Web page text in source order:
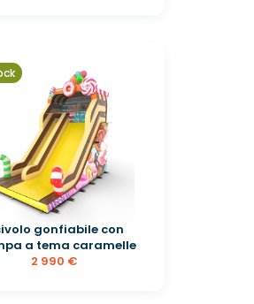
gonfiabile con
a tema caramelle
2 990 €